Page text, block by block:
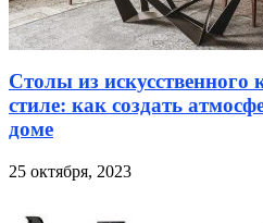
Столы из искусственного
стиле: как создать
доме
25 октября, 2023